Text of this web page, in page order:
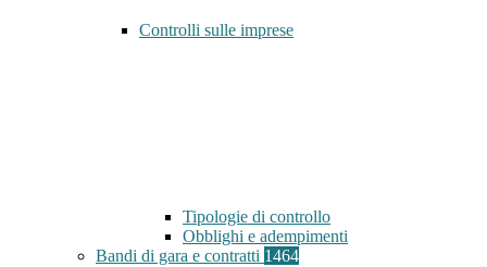
Controlli sulle imprese
Tipologie di controllo
Obblighi e adempimenti
Bandi di gara e contratti 1464